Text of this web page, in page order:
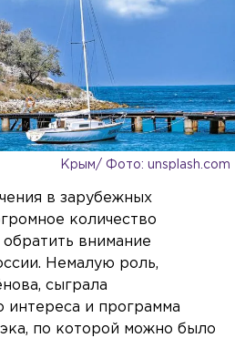
Крым/ Фото: unsplash.com
в зарубежных
количество
внимание
Немалую роль,
сыграла
интереса и программа
по которой можно было